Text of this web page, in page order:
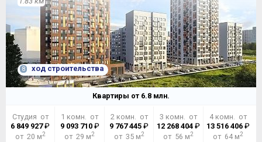
8 ход строительства
Квартиры от 6.8 млн.
Студия от
6 849 927₽
от 20 м2
1 комн. от
9 093 710₽
от 29 м2
2 комн. от
9 767 445 ₽
от 35 м2
3 комн. от
12 268 404 ₽
от 56 м2
4 комн. от
13 516 406₽
от 64 м2